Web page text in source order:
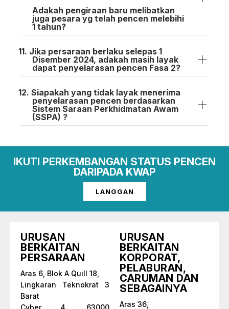
Adakah pengiraan baru melibatkan
juga pesara yg telah pencen melebihi
1 tahun?
Jika persaraan berlaku selepas 1
Disember 2024, adakah masih layak
dapat penyelarasan pencen Fasa 2?
Siapakah yang tidak layak menerima
penyelarasan pencen berdasarkan
Sistem Saraan Perkhidmatan Awam
(SSPA) ?
IKUTI PERKEMBANGAN STATUS PENCEN
DARIPADA KWAP
LANGGAN
URUSAN
BERKAITAN
PERSARAAN
Aras 6, Blok A Quill 18,
Lingkaran Teknokrat 3
Barat
Cyber 4, 63000
URUSAN
BERKAITAN
KORPORAT,
PELABURAN,
CARUMAN DAN
SEBAGAINYA
Aras 36,